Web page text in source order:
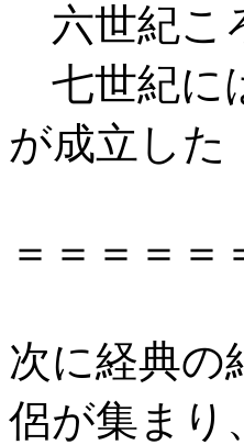
六世紀こ
七世紀に
が成立
＝＝＝＝
次に経典の
侶が集まり